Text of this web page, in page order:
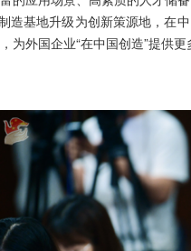
造基地升级为创新策源地，在
为外国企业“在中国创造”提供